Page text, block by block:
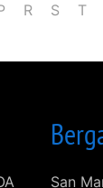
R S T
San